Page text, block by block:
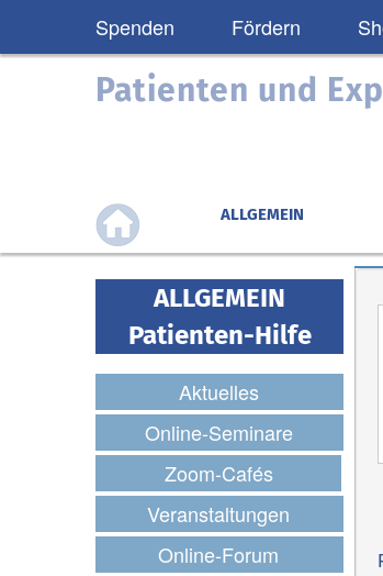
Spenden Fördern
Patienten und
ALLGEMEIN
ALLGEMEIN
Patienten-Hilfe
Aktuelles
Online-Seminare
Zoom-Cafés
Veranstaltungen
Online-Forum